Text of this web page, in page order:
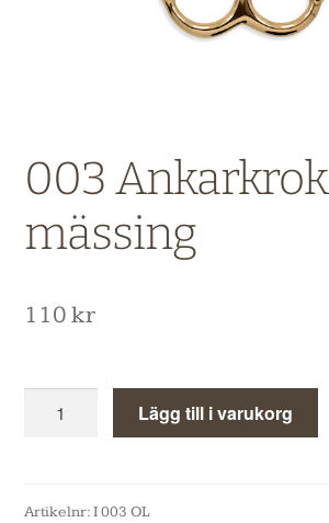
003 Ankarkrok
mässing
110kr
Lägg till i varukorg
Artikelnr:I 003 OL